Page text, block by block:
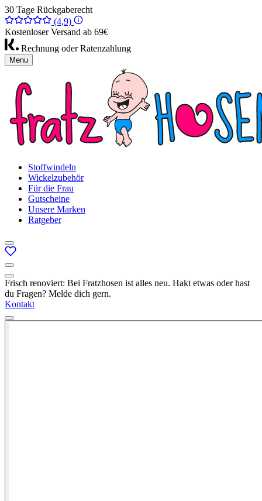
30 Tage Rückgaberecht
(4,9)
Kostenloser Versand ab 69€
Rechnung oder Ratenzahlung
Menu
Stoffwindeln
Wickelzubehör
Für die Frau
Gutscheine
Unsere Marken
Ratgeber
Frisch renoviert: Bei Fratzhosen ist alles neu. Hakt etwas oder hast
du Fragen? Melde dich gern.
Kontakt